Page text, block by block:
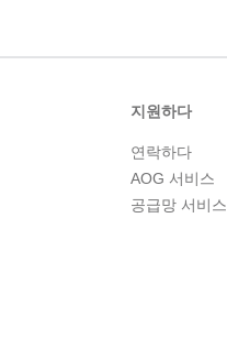
지원하다
연락하다
AOG 서비스
공급망 서비스